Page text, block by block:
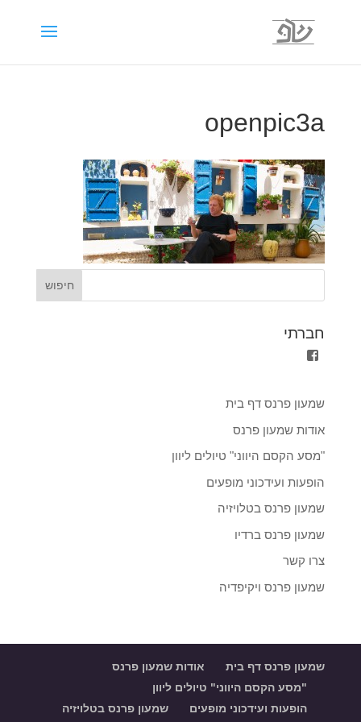
openpic3a
חברתי
fref=ts
Facebook
שמעון פרנס דף בית
אודות שמעון פרנס
"מסע הקסם היווני" טיולים ליוון
הופעות ועידכוני מופעים
שמעון פרנס בטלויזיה
שמעון פרנס ברדיו
צרו קשר
שמעון פרנס ויקיפדיה
שמעון פרנס דף בית
אודות שמעון פרנס
"מסע הקסם היווני" טיולים ליוון
הופעות ועידכוני מופעים
שמעון פרנס בטלויזיה